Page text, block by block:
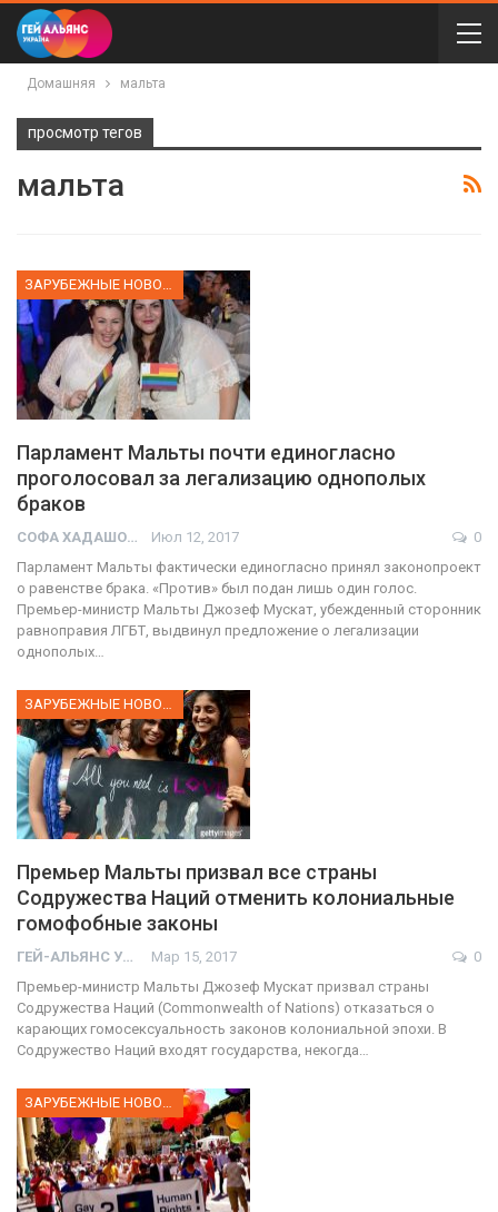
Домашняя мальта
просмотр тегов
мальта
Парламент Мальты почти единогласно
проголосовал за легализацию однополых
браков
СОФА ХАДАШОТ Июл 12, 2017
0
Парламент Мальты фактически единогласно принял законопроект
о равенстве брака. «Против» был подан лишь один голос.
Премьер-министр Мальты Джозеф Мускат, убежденный сторонник
равноправия ЛГБТ, выдвинул предложение о легализации
однополых…
ЗАРУБЕЖНЫЕ НОВОСТИ
Премьер Мальты призвал все страны
Содружества Наций отменить колониальные
гомофобные законы
ГЕЙ-АЛЬЯНС УКРАИНА Мар 15, 2017
0
Премьер-министр Мальты Джозеф Мускат призвал страны
Содружества Наций (Сommonwealth of Nations) отказаться о
карающих гомосексуальность законов колониальной эпохи. В
Содружество Наций входят государства, некогда…
ЗАРУБЕЖНЫЕ НОВОСТИ